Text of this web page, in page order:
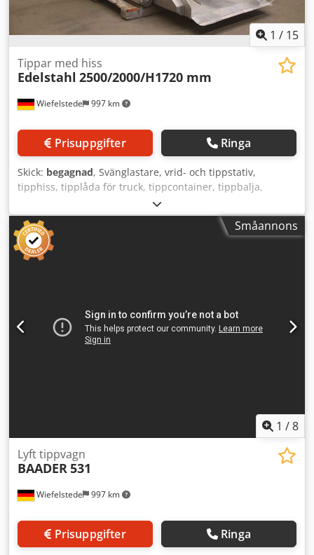
1 / 15
Wiefelstede 997 km
Tippar med hiss
Edelstahl 2500/2000/H1720 mm
Prisuppgifter Ringa
Skick: begagnad, Svänglastare, vrid- och tippstativ,
tipphiss, tipplåda för truck, tippcontainer, tippbalja,
tippanordning för matningsvagnar, matningsvagnar
Dwedpfxjupbdyo Akqsa - Överlåtelse: i befintligt skick som
besiktigat - Skick: kan ej testas eftersom ingen
programvara är installerad. - Tippanordning: av rostfritt
stål - Utkastshöjd: ca 1600 mm - Användning: för
Småannons
1 /8
Wiefelstede 997 km
Lyft tippvagn
BAADER531
Prisuppgifter Ringa